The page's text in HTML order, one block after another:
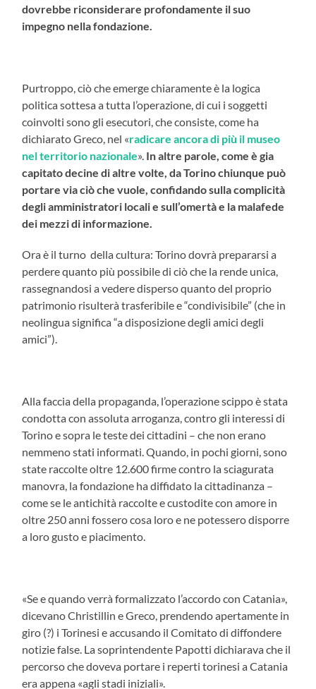
dovrebbe riconsiderare profondamente il suo
impegno nella fondazione.
Purtroppo, ciò che emerge chiaramente è la logica
politica sottesa a tutta l’operazione, di cui i soggetti
coinvolti sono gli esecutori, che consiste, come ha
dichiarato Greco, nel «radicare ancora di più il museo
nel territorio nazionale». In altre parole, come è gia
capitato decine di altre volte, da Torino chiunque può
portare via ciò che vuole, confidando sulla complicità
degli amministratori locali e sull’omertà e la malafede
dei mezzi di informazione.
Ora è il turno della cultura: Torino dovrà prepararsi a
perdere quanto più possibile di ciò che la rende unica,
rassegnandosi a vedere disperso quanto del proprio
patrimonio risulterà trasferibile e “condivisibile” (che in
neolingua significa “a disposizione degli amici degli
amici”).
Alla faccia della propaganda, l’operazione scippo è stata
condotta con assoluta arroganza, contro gli interessi di
Torino e sopra le teste dei cittadini – che non erano
nemmeno stati informati. Quando, in pochi giorni, sono
state raccolte oltre 12.600 firme contro la sciagurata
manovra, la fondazione ha diffidato la cittadinanza –
come se le antichità raccolte e custodite con amore in
oltre 250 anni fossero cosa loro e ne potessero disporre
a loro gusto e piacimento.
«Se e quando verrà formalizzato l’accordo con Catania»,
dicevano Christillin e Greco, prendendo apertamente in
giro (?) i Torinesi e accusando il Comitato di diffondere
notizie false. La soprintendente Papotti dichiarava che il
percorso che doveva portare i reperti torinesi a Catania
era appena «agli stadi iniziali».